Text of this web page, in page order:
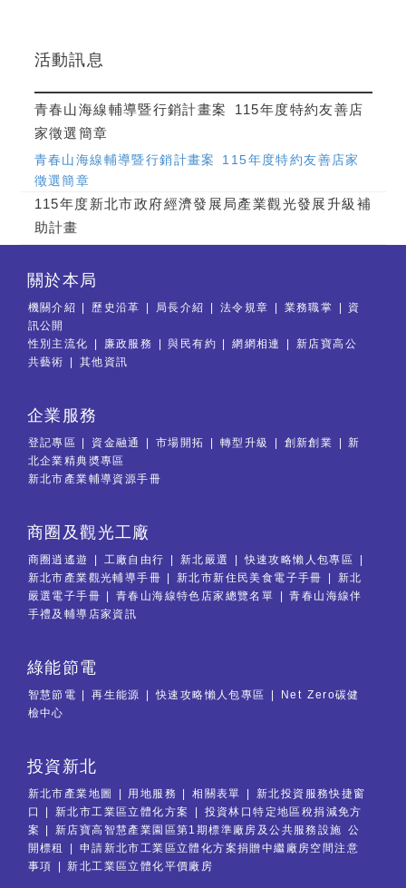
活動訊息
青春山海線輔導暨行銷計畫案 115年度特約友善店
家徵選簡章
青春山海線輔導暨行銷計畫案 115年度特約友善店家
徵選簡章
115年度新北市政府經濟發展局產業觀光發展升級補
助計畫
關於本局
機關介紹 歷史沿革 局長介紹 法令規章 業務職掌
資
訊公開
性別主流化
廉政服務 與民有約 網網相連
新店寶高公
共藝術
其他資訊
企業服務
登記專區 資金融通 市場開拓 轉型升級 創新創業
新
北企業精典奬專區
新北市產業輔導資源手冊
商圈及觀光工廠
商圈逍遙遊 工廠自由行 新北嚴選
快速攻略懶人包專區
新北市產業觀光輔導手冊
新北市新住民美食電子手冊
新北
嚴選電子手冊
青春山海線特色店家總覽名單
青春山海線伴
手禮及輔導店家資訊
綠能節電
智慧節電 再生能源 快速攻略懶人包專區
Net Zero碳健
檢中心
投資新北
新北市產業地圖 用地服務 相關表單
新北投資服務快捷窗
口
新北市工業區立體化方案
投資林口特定地區稅捐減免方
案
新店寶高智慧產業園區第1期標準廠房及公共服務設施 公
開標租
申請新北市工業區立體化方案捐贈中繼廠房空間注意
事項
新北工業區立體化平價廠房